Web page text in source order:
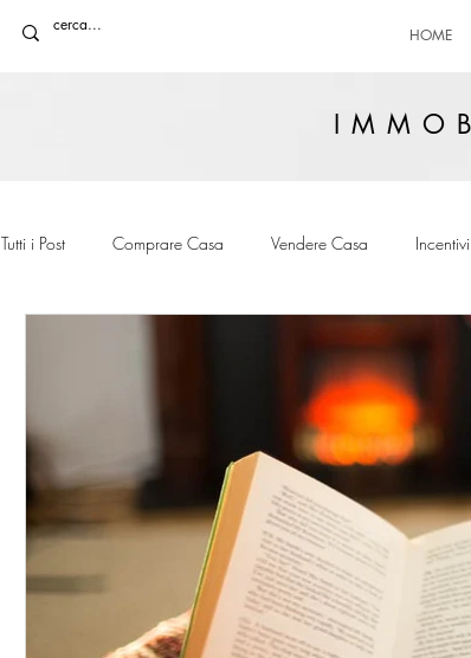
HOME
Tutti i Post Comprare Casa Vendere Casa Incentivi